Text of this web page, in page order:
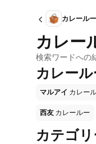
カレールー
カレー
検索ワードへの
カレー
マルアイ カレー
西友 カレールー
カテゴ